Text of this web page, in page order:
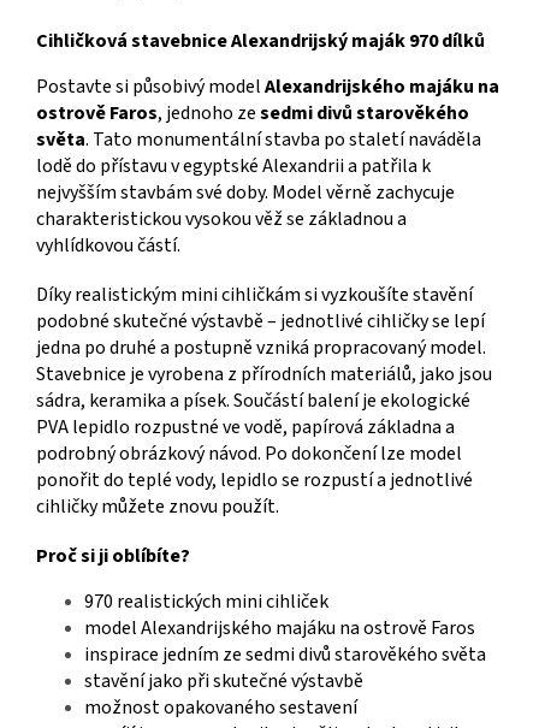
Cihličková stavebnice Alexandrijský maják 970 dílků
Postavte si působivý modelAlexandrijského majáku na
ostrově Faros, jednoho zesedmi divů starověkého
světa. Tato monumentální stavba po staletí naváděla
lodě do přístavu v egyptské Alexandrii a patřila k
nejvyšším stavbám své doby. Model věrně zachycuje
charakteristickou vysokou věž se základnou a
vyhlídkovou částí.
Díky realistickým mini cihličkám si vyzkoušíte stavění
podobné skutečné výstavbě – jednotlivé cihličky se lepí
jedna po druhé a postupně vzniká propracovaný model.
Stavebnice je vyrobena z přírodních materiálů, jako jsou
sádra, keramika a písek. Součástí balení je ekologické
PVA lepidlo rozpustné ve vodě, papírová základna a
podrobný obrázkový návod. Po dokončení lze model
ponořit do teplé vody, lepidlo se rozpustí a jednotlivé
cihličky můžete znovu použít.
Proč si ji oblíbíte?
970 realistických mini cihliček
model Alexandrijského majáku na ostrově Faros
inspirace jedním ze sedmi divů starověkého světa
stavění jako při skutečné výstavbě
možnost opakovaného sestavení